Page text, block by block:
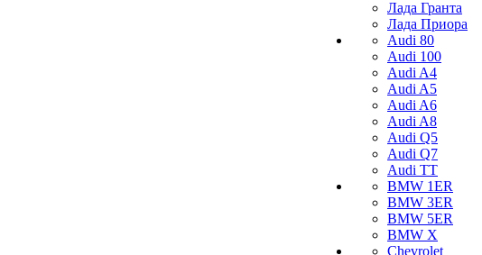
Лада Гранта
Лада Приора
Audi 80
Audi 100
Audi A4
Audi A5
Audi A6
Audi A8
Audi Q5
Audi Q7
Audi TT
BMW 1ER
BMW 3ER
BMW 5ER
BMW X
Chevrolet